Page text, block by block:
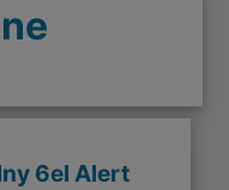
6el Alert